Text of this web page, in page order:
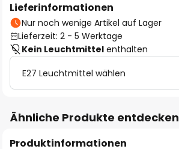
Lieferinformationen
Nur noch wenige Artikel auf Lager
Lieferzeit: 2 - 5 Werktage
Kein Leuchtmittel enthalten
E27 Leuchtmittel wählen
Ähnliche Produkte entdecken
Produktinformationen